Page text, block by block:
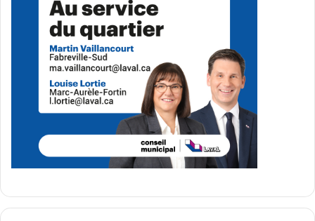
question de l’itinérance.
Une mobilisation intergénérationnelle
La présence debénévoles de tous âges , y compris des
étudiants du Collège Montmorency
enTechniques de
sécurité incendieet enTechniques d’éducation
spécialisée, témoigne de l’engagement de la jeunesse
lavalloise. Des patrouilles de laDivision urgence sociale
du Service de police de Lavalétaient également sur place